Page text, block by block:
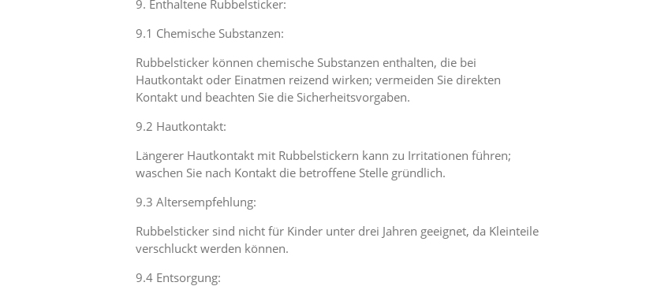
9. Enthaltene Rubbelsticker:
9.1 Chemische Substanzen:
Rubbelsticker können chemische Substanzen enthalten, die bei
Hautkontakt oder Einatmen reizend wirken; vermeiden Sie direkten
Kontakt und beachten Sie die Sicherheitsvorgaben.
9.2 Hautkontakt:
Längerer Hautkontakt mit Rubbelstickern kann zu Irritationen führen;
waschen Sie nach Kontakt die betroffene Stelle gründlich.
9.3 Altersempfehlung:
Rubbelsticker sind nicht für Kinder unter drei Jahren geeignet, da Kleinteile
verschluckt werden können.
9.4 Entsorgung: